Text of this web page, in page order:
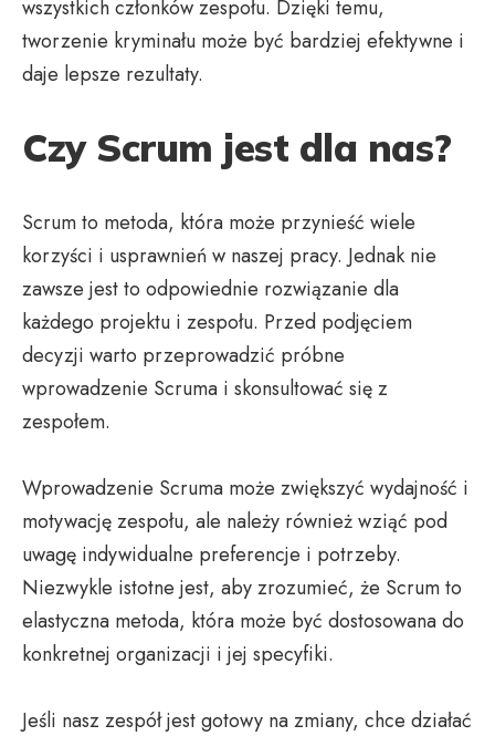
wszystkich członków zespołu. Dzięki temu,
tworzenie kryminału może być bardziej efektywne i
daje lepsze rezultaty.
Czy Scrum jest dla nas?
Scrum to metoda, która może przynieść wiele
korzyści i usprawnień w naszej pracy. Jednak nie
zawsze jest to odpowiednie rozwiązanie dla
każdego projektu i zespołu. Przed podjęciem
decyzji warto przeprowadzić próbne
wprowadzenie Scruma i skonsultować się z
zespołem.
Wprowadzenie Scruma może zwiększyć wydajność i
motywację zespołu, ale należy również wziąć pod
uwagę indywidualne preferencje i potrzeby.
Niezwykle istotne jest, aby zrozumieć, że Scrum to
elastyczna metoda, która może być dostosowana do
konkretnej organizacji i jej specyfiki.
Jeśli nasz zespół jest gotowy na zmiany, chce działać